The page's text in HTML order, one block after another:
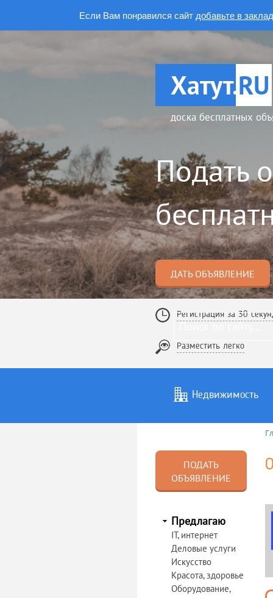
Если Вам понравился сайт добавьте в
Хатут.RU
доска бесплатных
Подать
ДАТЬ ОБЪЯВЛЕНИЕ
Регистрация за 30
Разместить легко
Недвижимость
Услуги
ПОДАТЬ
ОБЪЯВЛЕНИЕ
Предлагаю
IT, интернет
Деловые услуги
Искусство
Красота, здоровье
Оборудование,